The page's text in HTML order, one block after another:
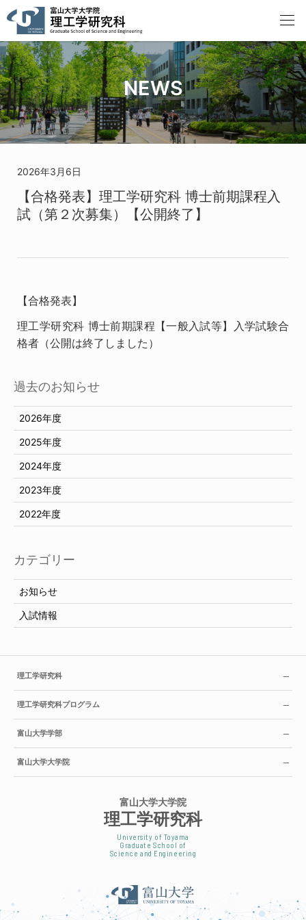
NEWS
2026年3月6日
【合格発表】理工学研究科 博士前期課程入
試（第２次募集）【公開終了】
【合格発表】
理工学研究科 博士前期課程【一般入試等】入学試験合
格者（公開は終了しました）
過去のお知らせ
2026年度
2025年度
2024年度
2023年度
2022年度
カテゴリー
お知らせ
入試情報
富山大学大学院
理工学研究科
University of Toyama
Graduate School of
Science and Engineering
理工学研究科
理工学研究科プログラム
富山大学学部
富山大学大学院